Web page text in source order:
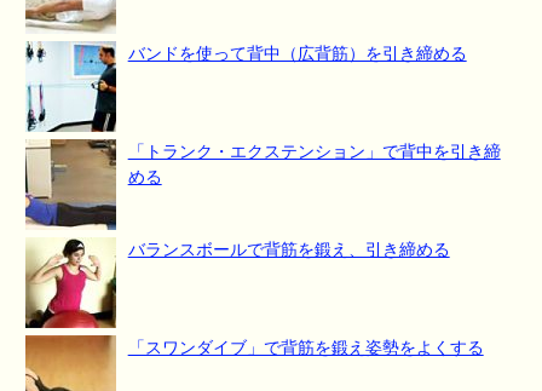
バンドを使って背中（広背筋）を引き締める
「トランク・エクステンション」で背中を引き締
める
バランスボールで背筋を鍛え、引き締める
「スワンダイブ」で背筋を鍛え姿勢をよくする